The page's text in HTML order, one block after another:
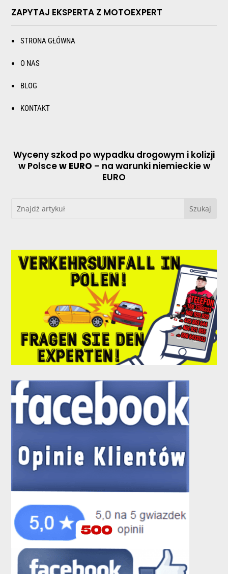
ZAPYTAJ EKSPERTA Z MOTOEXPERT
STRONA GŁÓWNA
O NAS
BLOG
KONTAKT
Wyceny szkod po wypadku drogowym i kolizji
w Polscew EURO – na warunki niemieckie w
EURO